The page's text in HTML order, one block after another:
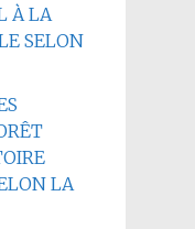
À LA
SELON
LA